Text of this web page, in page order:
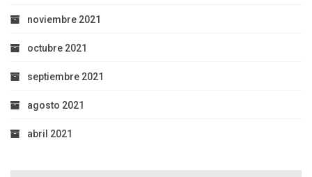
noviembre 2021
octubre 2021
septiembre 2021
agosto 2021
abril 2021